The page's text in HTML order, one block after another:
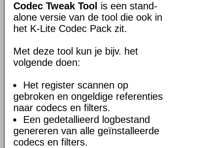
Codec Tweak Tool is een stand-
alone versie van de tool die ook in
het K-Lite Codec Pack zit.
Met deze tool kun je bijv. het
volgende doen:
Het register scannen op
gebroken en ongeldige referenties
naar codecs en filters.
Een gedetallieerd logbestand
genereren van alle geïnstalleerde
codecs en filters.